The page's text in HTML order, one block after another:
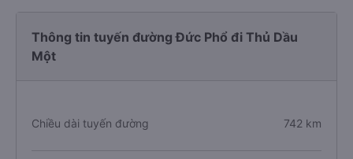
Thông tin tuyến đường Đức Phổ đi Thủ Dầu
Một
Chiều dài tuyến đường 742 km